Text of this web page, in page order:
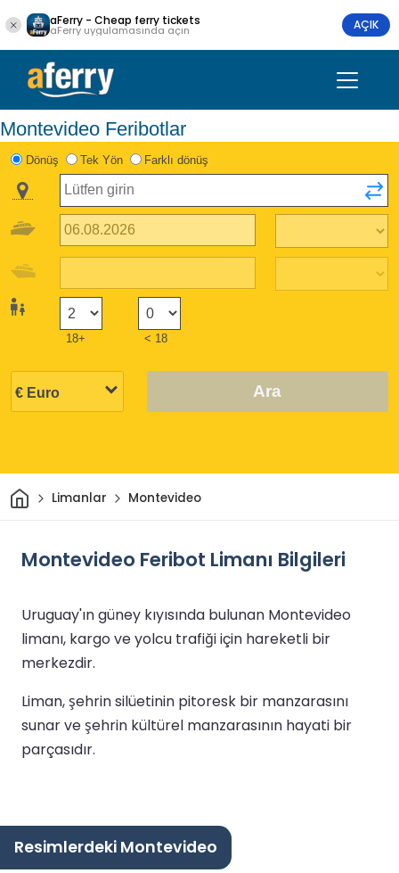
aFerry - Cheap ferry tickets
aFerry uygulamasında açın AÇIK
Montevideo Feribotlar
Dönüş Tek Yön Farklı dönüş
18+ < 18
Ara
Ev Limanlar Montevideo
Montevideo Feribot Limanı Bilgileri
Uruguay'ın güney kıyısında bulunan Montevideo
limanı, kargo ve yolcu trafiği için hareketli bir
merkezdir.
Liman, şehrin silüetinin pitoresk bir manzarasını
sunar ve şehrin kültürel manzarasının hayati bir
parçasıdır.
Resimlerdeki Montevideo